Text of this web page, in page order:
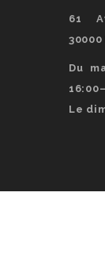
61
Du
Le